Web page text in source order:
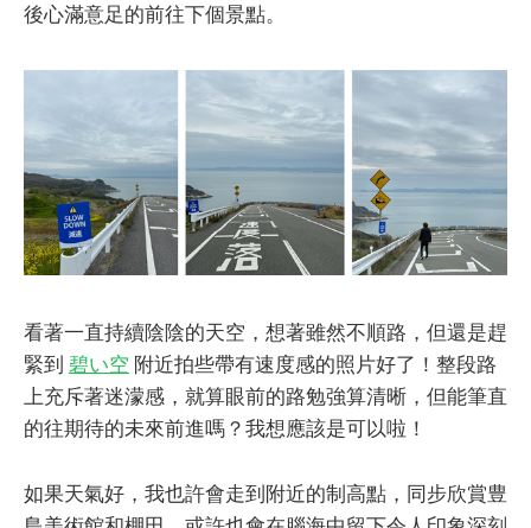
後心滿意足的前往下個景點。
看著一直持續陰陰的天空，想著雖然不順路，但還是趕
緊到 碧い空 附近拍些帶有速度感的照片好了！整段路
上充斥著迷濛感，就算眼前的路勉強算清晰，但能筆直
的往期待的未來前進嗎？我想應該是可以啦！
如果天氣好，我也許會走到附近的制高點，同步欣賞豊